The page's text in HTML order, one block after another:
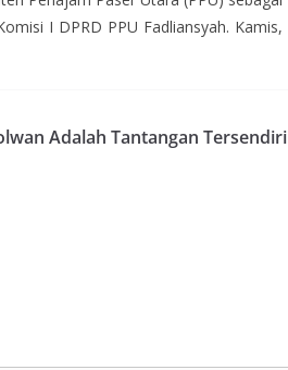
I DPRD PPU Fadliansyah. Kamis,
Adalah Tantangan Tersendiri